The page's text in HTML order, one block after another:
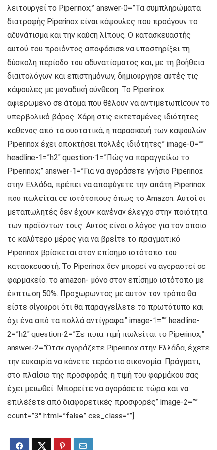
λειτουργεί το Piperinox;” answer-0=”Τα συμπληρώματα
διατροφής Piperinox είναι κάψουλες που προάγουν το
αδυνάτισμα και την καύση λίπους. Ο κατασκευαστής
αυτού του προϊόντος αποφάσισε να υποστηρίξει τη
δύσκολη περίοδο του αδυνατίσματος και, με τη βοήθεια
διαιτολόγων και επιστημόνων, δημιούργησε αυτές τις
κάψουλες με μοναδική σύνθεση. Το Piperinox
αφιερωμένο σε άτομα που θέλουν να αντιμετωπίσουν το
υπερβολικό βάρος. Χάρη στις εκτεταμένες ιδιότητες
καθενός από τα συστατικά, η παρασκευή των καψουλών
Piperinox έχει αποκτήσει πολλές ιδιότητες” image-0=””
headline-1=”h2″ question-1=”Πώς να παραγγείλω το
Piperinox;” answer-1=”Για να αγοράσετε γνήσιο Piperinox
στην Ελλάδα, πρέπει να αποφύγετε την απάτη Piperinox
που πωλείται σε ιστότοπους όπως το Amazon. Αυτοί οι
μεταπωλητές δεν έχουν κανέναν έλεγχο στην ποιότητα
των προϊόντων τους. Αυτός είναι ο λόγος για τον οποίο
το καλύτερο μέρος για να βρείτε το πραγματικό
Piperinox βρίσκεται στον επίσημο ιστότοπο του
κατασκευαστή. Το Piperinox δεν μπορεί να αγοραστεί σε
φαρμακείο, το amazon- μόνο στον επίσημο ιστότοπο με
έκπτωση 50%. Προχωρώντας με αυτόν τον τρόπο θα
είστε σίγουροι ότι θα παραγγείλετε το πρωτότυπο και
όχι ένα από τα πολλά αντίγραφα.” image-1=”” headline-
2=”h2″ question-2=”Σε ποια τιμή πωλείται το Piperinox;”
answer-2=”Όταν αγοράζετε Piperinox στην Ελλάδα, έχετε
την ευκαιρία να κάνετε τεράστια οικονομία. Πράγματι,
στο πλαίσιο της προσφοράς, η τιμή του φαρμάκου σας
έχει μειωθεί. Μπορείτε να αγοράσετε τώρα και να
επιλέξετε από διαφορετικές προσφορές” image-2=””
count=”3″ html=”false” css_class=””]